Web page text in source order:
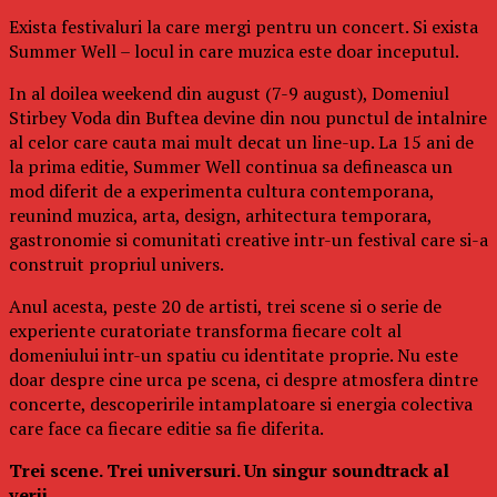
Exista festivaluri la care mergi pentru un concert. Si exista
Summer Well – locul in care muzica este doar inceputul.
In al doilea weekend din august (7-9 august), Domeniul
Stirbey Voda din Buftea devine din nou punctul de intalnire
al celor care cauta mai mult decat un line-up. La 15 ani de
la prima editie, Summer Well continua sa defineasca un
mod diferit de a experimenta cultura contemporana,
reunind muzica, arta, design, arhitectura temporara,
gastronomie si comunitati creative intr-un festival care si-a
construit propriul univers.
Anul acesta, peste 20 de artisti, trei scene si o serie de
experiente curatoriate transforma fiecare colt al
domeniului intr-un spatiu cu identitate proprie. Nu este
doar despre cine urca pe scena, ci despre atmosfera dintre
concerte, descoperirile intamplatoare si energia colectiva
care face ca fiecare editie sa fie diferita.
Trei scene. Trei universuri. Un singur soundtrack al